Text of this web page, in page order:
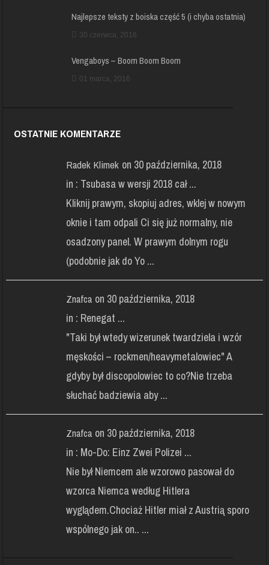
Najlepsze teksty z boiska część 5 (i chyba ostatnia)
30 czerwca, 2016
Vengaboys – Boom Boom Boom
01 marca, 2016
OSTATNIE KOMENTARZE
Radek Klimek on 30 października, 2018
in : Tsubasa w wersji 2018 cał ...
Kliknij prawym, skopiuj adres, wklej w nowym
oknie i tam odpali Ci się już normalny, nie
osadzony panel. W prawym dolnym rogu
(podobnie jak do Yo ...
Znafca on 30 października, 2018
in : Renegat ...
"Taki był wtedy wizerunek twardziela i wzór
męskości – rockmen/heavymetalowiec" A
gdyby był discopolowiec to co?Nie trzeba
słuchać badziewia aby ...
Znafca on 30 października, 2018
in : Mo-Do: Einz Zwei Polizei ...
Nie był Niemcem ale wzorowo pasował do
wzorca Niemca według Hitlera
wyglądem.Chociaż Hitler miał z Austrią sporo
wspólnego jak on.. ...